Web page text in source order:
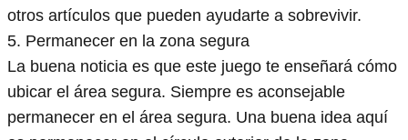
otros artículos que pueden ayudarte a sobrevivir.
5. Permanecer en la zona segura
La buena noticia es que este juego te enseñará cómo
ubicar el área segura. Siempre es aconsejable
permanecer en el área segura. Una buena idea aquí